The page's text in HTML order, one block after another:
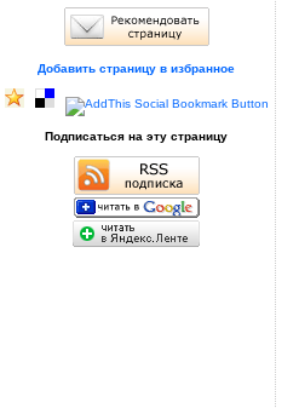
Добавить страницу в избранное
Подписаться на эту страницу